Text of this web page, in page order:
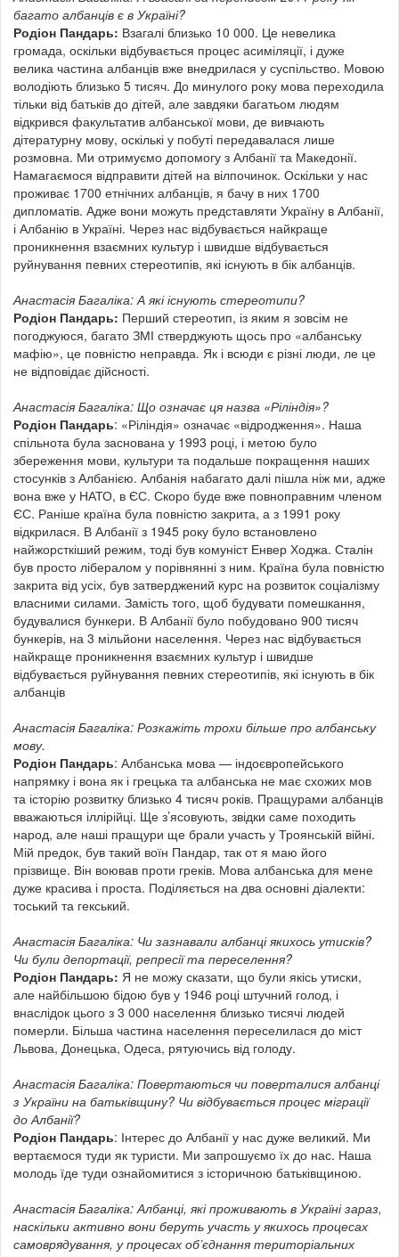
багато албанців є в Україні?
Родіон Пандарь: Взагалі близько 10 000. Це невелика
громада, оскільки відбувається процес асиміляції, і дуже
велика частина албанців вже внедрилася у суспільство. Мовою
володіють близько 5 тисяч. До минулого року мова переходила
тільки від батьків до дітей, але завдяки багатьом людям
відкрився факультатив албанської мови, де вивчають
дітературну мову, оскількі у побуті передавалася лише
розмовна. Ми отримуємо допомогу з Албанії та Македонії.
Намагаємося відправити дітей на вілпочинок. Оскільки у нас
проживає 1700 етнічних албанців, я бачу в них 1700
дипломатів. Адже вони можуть представляти Україну в Албанії,
і Албанію в Україні. Через нас відбувається найкраще
проникнення взаємних культур і швидше відбувається
руйнування певних стереотипів, які існують в бік албанців.
Анастасія Багаліка: А які існують стереотипи?
Родіон Пандарь: Перший стереотип, із яким я зовсім не
погоджуюся, багато ЗМІ стверджують щось про «албанську
мафію», це повністю неправда. Як і всюди є різні люди, ле це
не відповідає дійсності.
Анастасія Багаліка: Що означає ця назва «Ріліндія»?
Родіон Пандарь: «Ріліндія» означає «відродження». Наша
спільнота була заснована у 1993 році, і метою було
збереження мови, культури та подальше покращення наших
стосунків з Албанією. Албанія набагато далі пішла ніж ми, адже
вона вже у НАТО, в ЄС. Скоро буде вже повноправним членом
ЄС. Раніше країна була повністю закрита, а з 1991 року
відкрилася. В Албанії з 1945 року було встановлено
найжорсткіший режим, тоді був комуніст Енвер Ходжа. Сталін
був просто лібералом у порівнянні з ним. Країна була повністю
закрита від усіх, був затверджений курс на розвиток соціалізму
власними силами. Замість того, щоб будувати помешкання,
будувалися бункери. В Албанії було побудовано 900 тисяч
бункерів, на 3 мільйони населення. Через нас відбувається
найкраще проникнення взаємних культур і швидше
відбувається руйнування певних стереотипів, які існують в бік
албанців
Анастасія Багаліка: Розкажіть трохи більше про албанську
мову.
Родіон Пандарь: Албанська мова — індоєвропейського
напрямку і вона як і грецька та албанська не має схожих мов
та історію розвитку близько 4 тисяч років. Пращурами албанців
вважаються іллірійці. Ще з’ясовують, звідки саме походить
народ, але наші пращури ще брали участь у Троянській війні.
Мій предок, був такий воїн Пандар, так от я маю його
прізвище. Він воював проти греків. Мова албанська для мене
дуже красива і проста. Поділяється на два основні діалекти:
тоський та гекський.
Анастасія Багаліка: Чи зазнавали албанці якихось утисків?
Чи були депортації, репресії та переселення?
Родіон Пандарь: Я не можу сказати, що були якісь утиски,
але найбільшою бідою був у 1946 році штучний голод, і
внаслідок цього з 3 000 населення близько тисячі людей
померли. Більша частина населення переселилася до міст
Львова, Донецька, Одеса, рятуючись від голоду.
Анастасія Багаліка: Повертаються чи поверталися албанці
з України на батьківщину? Чи відбувається процес міграції
до Албанії?
Родіон Пандарь: Інтерес до Албанії у нас дуже великий. Ми
вертаємося туди як туристи. Ми запрошуємо їх до нас. Наша
молодь їде туди ознайомитися з історичною батьківщиною.
Анастасія Багаліка: Албанці, які проживають в Україні зараз,
наскільки активно вони беруть участь у якихось процесах
самоврядування, у процесах об’єднання територіальних